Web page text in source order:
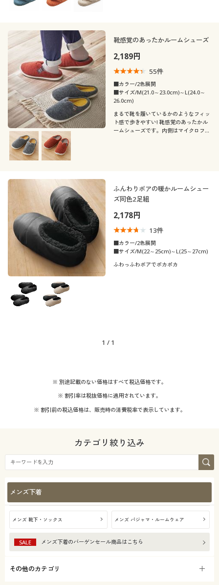
靴感覚のあったかルームシューズ
2,189円
55件
■カラー/2色展開
■サイズ/M(21.0～23.0cm)～L(24.0～
26.0cm)
まるで靴を履いているかのようなフィッ
ト感で歩きやすい! 靴感覚のあったかル
ームシューズです。内側はマイクロファ
ふんわりボアの暖かルームシュー
ズ同色2足組
2,178円
13件
■カラー/2色展開
■サイズ/M(22～25cm)～L(25～27cm)
ふわっふわボアでポカポカ
1 / 1
※ 別途記載のない価格はすべて税込価格です。
※ 割引率は税抜価格に適用されています。
※ 割引前の税込価格は、販売時の消費税率で表示しています。
カテゴリ絞り込み
メンズ下着
メンズ 靴下・ソックス メンズ パジャマ・ルームウェア
SALE メンズ下着のバーゲンセール商品はこちら
その他のカテゴリ